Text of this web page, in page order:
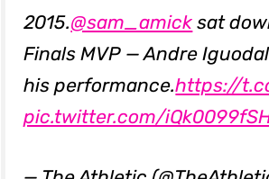
2015.@sam_amick sat
Finals MVP — Andre
his performance.https://
pic.twitter.com/